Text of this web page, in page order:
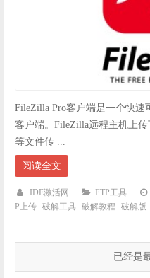
FileZilla Pro客户端是一个快速
客户端。FileZilla远程主机上
等文件传 ...
阅读全文
IDE激活网 FTP工具
P上传 破解工具 破解教程 破解版
已经是